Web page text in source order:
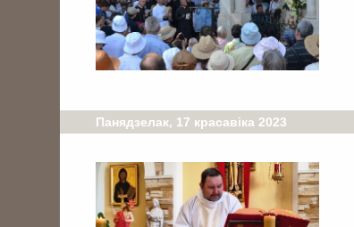
Панядзелак, 17 красавіка 2023